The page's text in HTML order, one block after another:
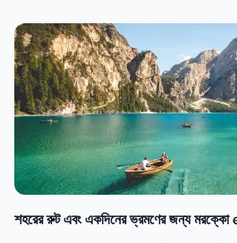
শহরের রুট এবং একদিনের ভ্রমণের জন্য